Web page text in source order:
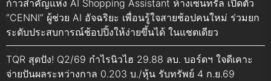
ก้าวสำคัญแห่ง AI Shopping Assistant ห้างเซ็นทรัล เปิดตัว
“CENNI” ผู้ช่วย AI อัจฉริยะ เพื่อนรู้ใจสายช้อปคนใหม่ ร่วมยก
ระดับประสบการณ์ช้อปปิ้งให้ง่ายขึ้นได้ ในแชตเดียว
TQR สุดปัง! Q2/69 กำไรนิวไฮ 29.88 ลบ. บอร์ดฯ ใจดีเคาะ
จ่ายปันผลระหว่างกาล 0.203 บ./หุ้น รับทรัพย์ 4 ก.ย.69